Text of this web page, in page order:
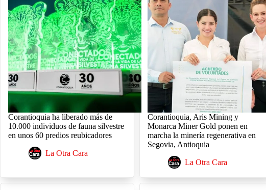
Corantioquia ha liberado más de
10.000 individuos de fauna silvestre
en unos 60 predios reubicadores
La Otra Cara
Corantioquia, Aris Mining y
Monarca Miner Gold ponen en
marcha la minería regenerativa en
Segovia, Antioquia
La Otra Cara